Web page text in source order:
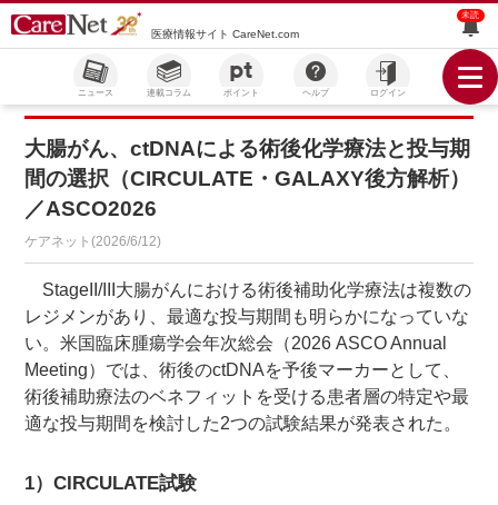
医療情報サイト CareNet.com
未読
ニュース 連載コラム ポイント ヘルプ ログイン
大腸がん、ctDNAによる術後化学療法と投与期
間の選択（CIRCULATE・GALAXY後方解析）
／ASCO2026
ケアネット(2026/6/12)
StageII/III大腸がんにおける術後補助化学療法は複数の
レジメンがあり、最適な投与期間も明らかになっていな
い。米国臨床腫瘍学会年次総会（2026 ASCO Annual
Meeting）では、術後のctDNAを予後マーカーとして、
術後補助療法のベネフィットを受ける患者層の特定や最
適な投与期間を検討した2つの試験結果が発表された。
1）CIRCULATE試験